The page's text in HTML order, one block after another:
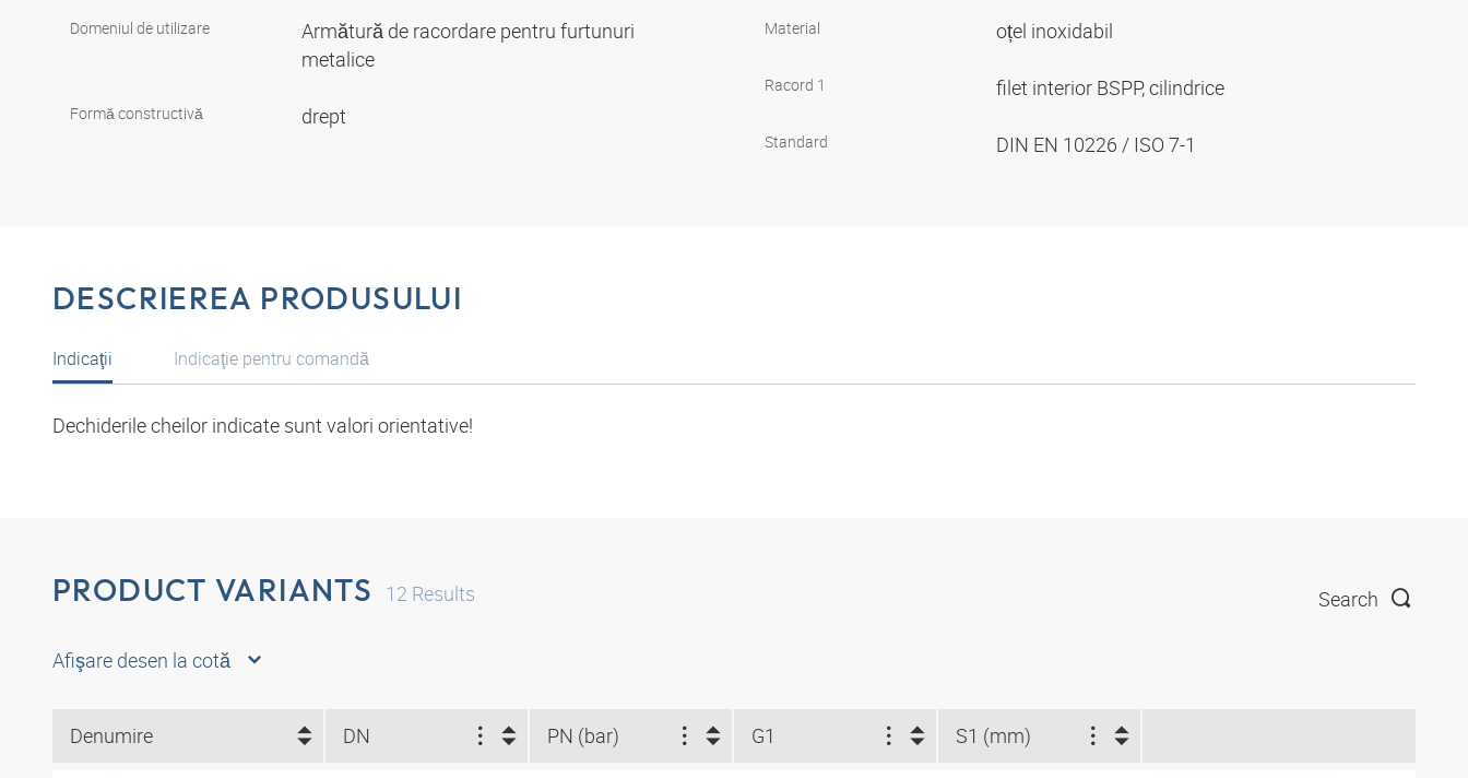
Domeniul de utilizare
Armătură de racordare pentru furtunuri
metalice
Formă constructivă drept
Material oțel inoxidabil
Racord 1 filet interior BSPP, cilindrice
Standard DIN EN 10226 / ISO 7-1
DESCRIEREA PRODUSULUI
Indicaţii
Dechiderile cheilor indicate sunt valori orientative!
Indicaţie pentru comandă
PRODUCT VARIANTS 12 Results Search
Afişare desen la cotă
Denumire DN PN (bar) G1 S1 (mm)